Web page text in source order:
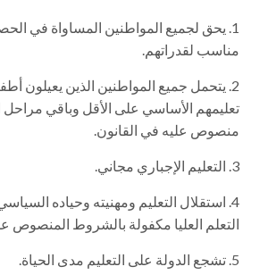
يحق لجميع المواطنين المساواة في
مناسب لقدراتهم.
يتحمل جميع المواطنين الذين يعيلون
تعليمهم الأساسي على الأقل وباقي مراحل
منصوص عليه في القانون.
التعليم الإجباري مجاني.
استقلال التعليم ومهنيته وحياده
التعلم العليا مكفولة بالشروط المنصوص
تشجع الدولة على التعليم مدى الحياة.